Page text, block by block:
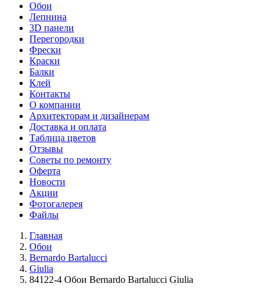
Обои
Лепнина
3D панели
Перегородки
Фрески
Краски
Балки
Клей
Контакты
О компании
Архитекторам и дизайнерам
Доставка и оплата
Таблица цветов
Отзывы
Советы по ремонту
Оферта
Новости
Акции
Фотогалерея
Файлы
Главная
Обои
Bernardo Bartalucci
Giulia
84122-4 Обои Bernardo Bartalucci Giulia